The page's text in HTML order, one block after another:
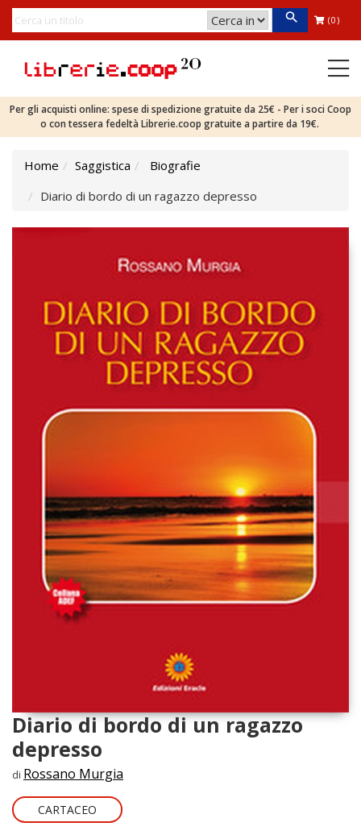
(0)
Per gli acquisti online: spese di spedizione gratuite da 25€ - Per i soci Coop
o con tessera fedeltà Librerie.coop gratuite a partire da 19€.
Home Saggistica
Biografie
Diario di bordo di un ragazzo depresso
Diario di bordo di un ragazzo
depresso
di Rossano Murgia
CARTACEO